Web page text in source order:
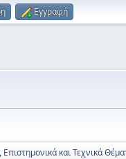
Εγγραφή
Επιστημονικά και Τεχνικά